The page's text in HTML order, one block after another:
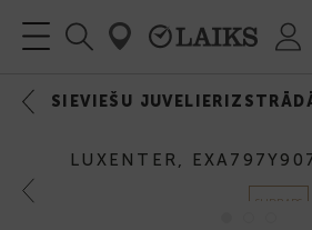
SIEVIEŠU
LUXENTER,
Previous
SUDRABS